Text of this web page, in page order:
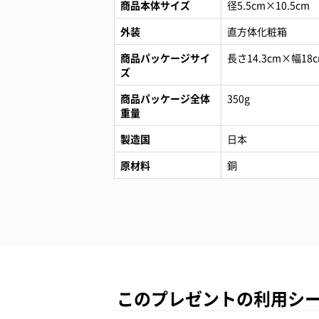
商品本体サイズ
径5.5cm×10.5cm
外装
直方体化粧箱
商品パッケージサイ
ズ
長さ14.3cm×幅
商品パッケージ全体
重量
350g
製造国
日本
原材料
銅
このプレゼントの利用シ